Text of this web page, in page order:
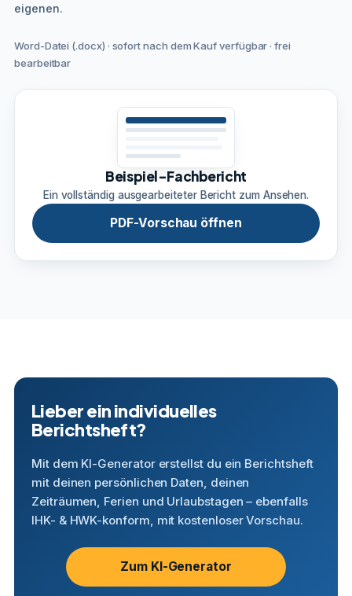
eigenen.
Word-Datei (.docx) · sofort nach dem Kauf verfügbar · frei
bearbeitbar
Beispiel-Fachbericht
Ein vollständig ausgearbeiteter Bericht zum Ansehen.
PDF-Vorschau öffnen
Lieber ein individuelles
Berichtsheft?
Mit dem KI-Generator erstellst du ein Berichtsheft
mit deinen persönlichen Daten, deinen
Zeiträumen, Ferien und Urlaubstagen – ebenfalls
IHK- & HWK-konform, mit kostenloser Vorschau.
Zum KI-Generator